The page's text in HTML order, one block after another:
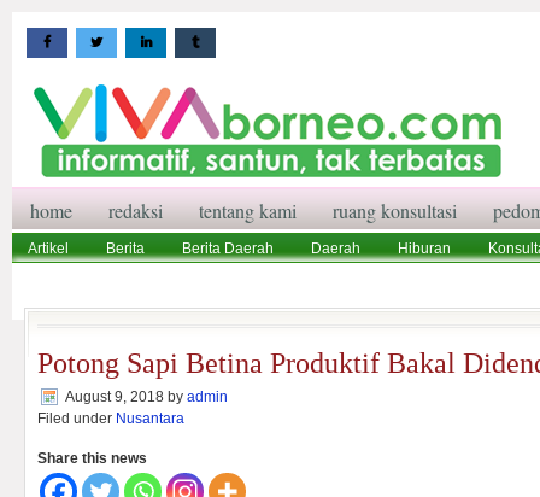
home redaksi tentang kami ruang konsultasi
Artikel Berita Berita Daerah Daerah Hiburan
Potong Sapi Betina Produktif Bakal
August 9, 2018 by admin
Filed under Nusantara
Share this news